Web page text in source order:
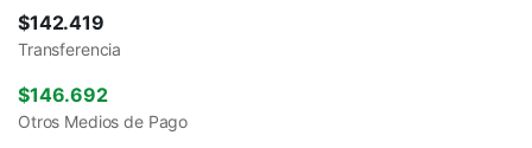
$142.419
Transferencia
$146.692
Otros Medios de Pago